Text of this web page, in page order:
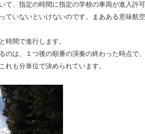
て、指定の時間に指定の学校の車両が進入許
ていないといけないのです。まあある意味航
時間で進行します。
のは、１つ後の順番の演奏の終わった時点で
れも分単位で決められています。